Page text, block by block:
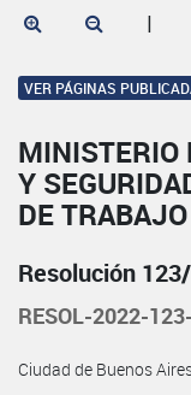
|
VER PÁGINAS
MINISTERIO
Y
DE TRABAJO
Resolución
RESOL-2022-
Ciudad de Buenos